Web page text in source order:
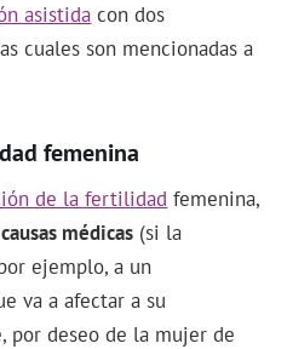
asistida con dos
cuales son mencionadas a
femenina
de la fertilidad femenina,
causas médicas (si la
ejemplo, a un
va a afectar a su
deseo de la mujer de